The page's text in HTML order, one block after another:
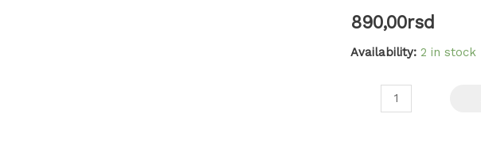
890,00rsd
Availability: 2 in stock